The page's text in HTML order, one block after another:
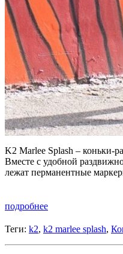
K2 Marlee Splash – коньки-
Вместе с удобной
лежат перманентные
подробнее
Теги: k2, k2 marlee splash,